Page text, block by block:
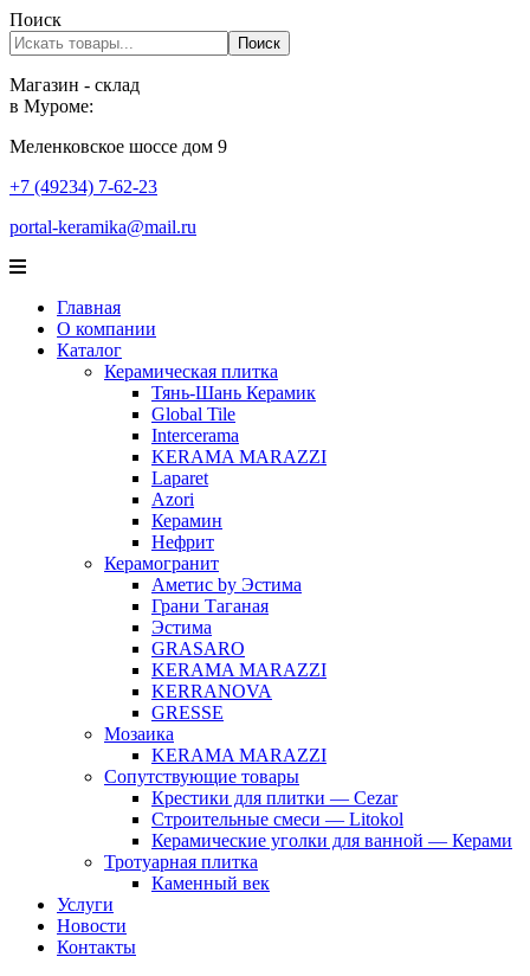
Поиск
Поиск
Магазин - склад
в Муроме:
Меленковское шоссе дом 9
+7 (49234) 7-62-23
portal-keramika@mail.ru
Главная
О компании
Каталог
Керамическая плитка
Тянь-Шань Керамик
Global Tile
Intercerama
KERAMA MARAZZI
Laparet
Аzori
Керамин
Нефрит
Керамогранит
Аметис by Эстима
Грани Таганая
Эстима
GRASARO
KERAMA MARAZZI
KERRANOVA
GRESSE
Мозаика
KERAMA MARAZZI
Сопутствующие товары
Крестики для плитки — Cezar
Строительные смеси — Litokol
Керамические уголки для ванной — Керами
Тротуарная плитка
Каменный век
Услуги
Новости
Контакты